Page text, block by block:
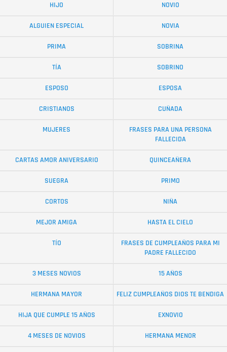
HIJO NOVIO
ALGUIEN ESPECIAL NOVIA
PRIMA SOBRINA
TÍA SOBRINO
ESPOSO ESPOSA
CRISTIANOS CUÑADA
MUJERES
FRASES PARA UNA PERSONA
FALLECIDA
CARTAS AMOR ANIVERSARIO QUINCEAÑERA
SUEGRA PRIMO
CORTOS NIÑA
MEJOR AMIGA HASTA EL CIELO
TÍO
FRASES DE CUMPLEAÑOS PARA MI
PADRE FALLECIDO
3 MESES NOVIOS 15 AÑOS
HERMANA MAYOR FELIZ CUMPLEAÑOS DIOS TE BENDIGA
HIJA QUE CUMPLE 15 AÑOS EXNOVIO
4 MESES DE NOVIOS HERMANA MENOR